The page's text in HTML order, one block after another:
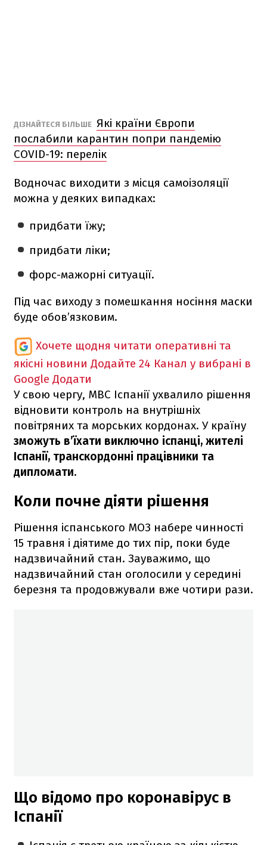
ДІЗНАЙТЕСЯ БІЛЬШЕ Які країни Європи
послабили карантин попри пандемію
COVID-19: перелік
Водночас виходити з місця самоізоляції
можна у деяких випадках:
придбати їжу;
придбати ліки;
форс-мажорні ситуації.
Під час виходу з помешкання носіння маски
буде обов’язковим.
Хочете щодня читати оперативні та
якісні новини Додайте 24 Канал у вибрані в
Google Додати
У свою чергу, МВС Іспанії ухвалило рішення
відновити контроль на внутрішніх
повітряних та морських кордонах. У країну
зможуть в’їхати виключно іспанці, жителі
Іспанії, транскордонні працівники та
дипломати.
Коли почне діяти рішення
Рішення іспанського МОЗ набере чинності
15 травня і діятиме до тих пір, поки буде
надзвичайний стан. Зауважимо, що
надзвичайний стан оголосили у середині
березня та продовжували вже чотири рази.
Що відомо про коронавірус в
Іспанії